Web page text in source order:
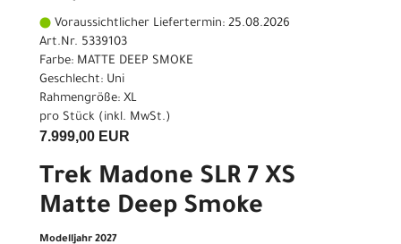
Voraussichtlicher Liefertermin: 25.08.2026
Art.Nr. 5339103
Farbe: MATTE DEEP SMOKE
Geschlecht: Uni
Rahmengröße: XL
pro Stück (inkl. MwSt.)
7.999,00 EUR
Trek Madone SLR 7 XS
Matte Deep Smoke
Modelljahr 2027